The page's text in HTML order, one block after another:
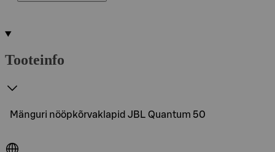
Tooteinfo
Mänguri nööpkõrvaklapid JBL Quantum 50